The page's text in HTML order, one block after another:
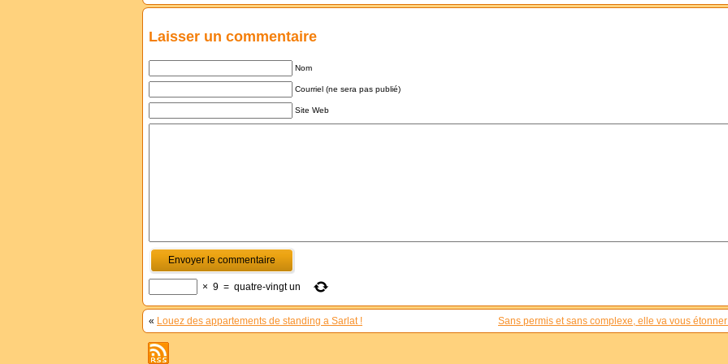
Laisser un commentaire
Nom
Courriel (ne sera pas publié)
Site Web
× 9 = quatre-vingt un
« Louez des appartements de standing a Sarlat ! Sans permis et sans complexe, elle va vous